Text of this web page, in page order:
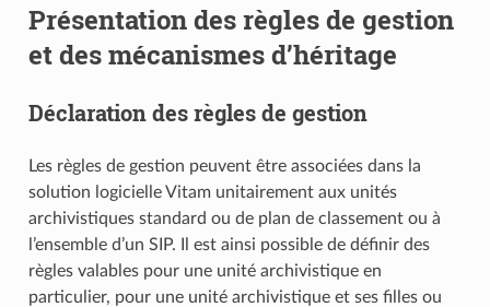
Présentation des règles de gestion
et des mécanismes d’héritage
Déclaration des règles de gestion
Les règles de gestion peuvent être associées dans la
solution logicielle Vitam unitairement aux unités
archivistiques standard ou de plan de classement ou à
l’ensemble d’un SIP. Il est ainsi possible de définir des
règles valables pour une unité archivistique en
particulier, pour une unité archivistique et ses filles ou